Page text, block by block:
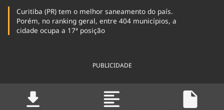
Curitiba (PR) tem o melhor saneamento do país.
Porém, no ranking geral, entre 404 municípios, a
cidade ocupa a 17ª posição
PUBLICIDADE